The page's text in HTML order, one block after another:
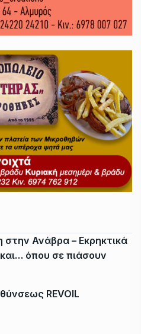
στην Ανάβρα – Εκρηκτικά
όπου σε πιάσουν
REVOIL